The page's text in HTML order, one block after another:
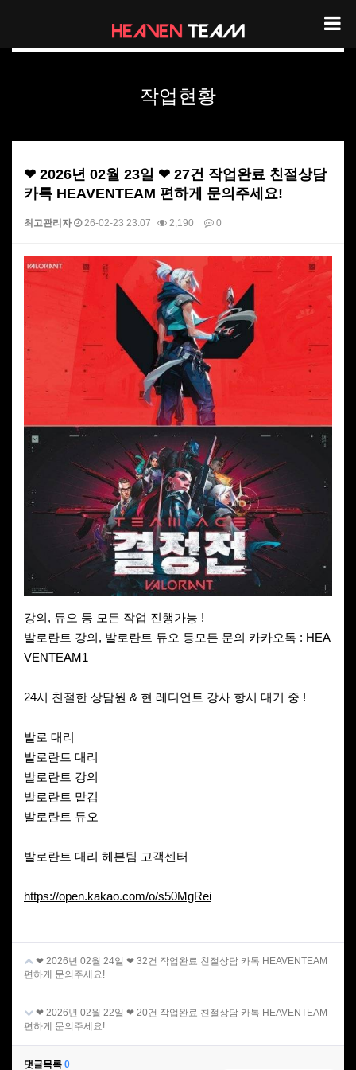
헤븐팀 작업현황
작업현황
❤ 2026년 02월 23일 ❤ 27건 작업완료 친절상담
카톡 HEAVENTEAM 편하게 문의주세요!
최고관리자 26-02-23 23:07 2,190 0
본문
강의, 듀오 등 모든 작업 진행가능 !
발로란트 강의, 발로란트 듀오 등모든 문의 카카오톡 : HEA
VENTEAM1
24시 친절한 상담원 & 현 레디언트 강사 항시 대기 중 !
발로 대리
발로란트 대리
발로란트 강의
발로란트 맡김
발로란트 듀오
발로란트 대리 헤븐팀 고객센터
https://open.kakao.com/o/s50MgRei
❤ 2026년 02월 24일 ❤ 32건 작업완료 친절상담 카톡 HEAVENTEAM
편하게 문의주세요!
❤ 2026년 02월 22일 ❤ 20건 작업완료 친절상담 카톡 HEAVENTEAM
편하게 문의주세요!
댓글목록 0